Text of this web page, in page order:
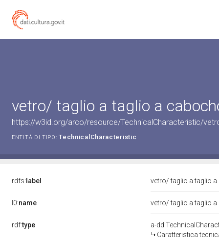
vetro/ taglio a taglio a
https://w3id.org/arco/resource/TechnicalCharacteristic/
ENTITÀ DI TIPO: TechnicalCharacteristic
rdfs: label vetro/ taglio a taglio
l0:name vetro/ taglio a taglio
rdf:type
a-
Caratteristica